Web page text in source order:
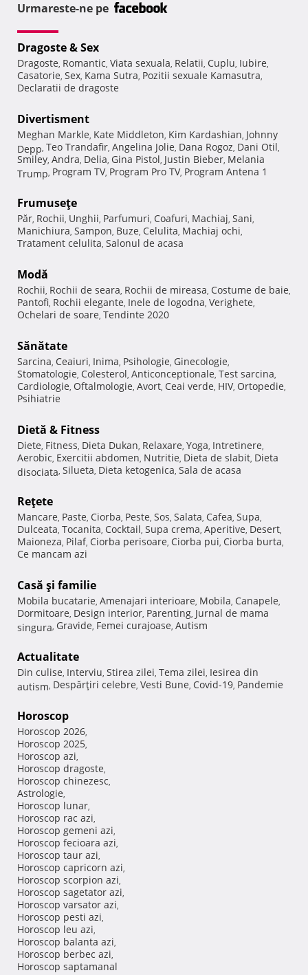
Urmareste-ne pe
Dragoste & Sex
Dragoste, Romantic, Viata sexuala, Relatii, Cuplu, Iubire,
Casatorie, Sex, Kama Sutra, Pozitii sexuale Kamasutra,
Declaratii de dragoste
Divertisment
Meghan Markle, Kate Middleton, Kim Kardashian, Johnny
Depp, Teo Trandafir, Angelina Jolie, Dana Rogoz, Dani Otil,
Smiley, Andra, Delia, Gina Pistol, Justin Bieber, Melania
Trump, Program TV, Program Pro TV, Program Antena 1
Frumuseţe
Păr, Rochii, Unghii, Parfumuri, Coafuri, Machiaj, Sani,
Manichiura, Sampon, Buze, Celulita, Machiaj ochi,
Tratament celulita, Salonul de acasa
Modă
Rochii, Rochii de seara, Rochii de mireasa, Costume de baie,
Pantofi, Rochii elegante, Inele de logodna, Verighete,
Ochelari de soare, Tendinte 2020
Sănătate
Sarcina, Ceaiuri, Inima, Psihologie, Ginecologie,
Stomatologie, Colesterol, Anticonceptionale, Test sarcina,
Cardiologie, Oftalmologie, Avort, Ceai verde, HIV, Ortopedie,
Psihiatrie
Dietă & Fitness
Diete, Fitness, Dieta Dukan, Relaxare, Yoga, Intretinere,
Aerobic, Exercitii abdomen, Nutritie, Dieta de slabit, Dieta
disociata, Silueta, Dieta ketogenica, Sala de acasa
Reţete
Mancare, Paste, Ciorba, Peste, Sos, Salata, Cafea, Supa,
Dulceata, Tocanita, Cocktail, Supa crema, Aperitive, Desert,
Maioneza, Pilaf, Ciorba perisoare, Ciorba pui, Ciorba burta,
Ce mancam azi
Casă şi familie
Mobila bucatarie, Amenajari interioare, Mobila, Canapele,
Dormitoare, Design interior, Parenting, Jurnal de mama
singura, Gravide, Femei curajoase, Autism
Actualitate
Din culise, Interviu, Stirea zilei, Tema zilei, Iesirea din
autism, Despărţiri celebre, Vesti Bune, Covid-19, Pandemie
Horoscop
Horoscop 2026,
Horoscop 2025,
Horoscop azi,
Horoscop dragoste,
Horoscop chinezesc,
Astrologie,
Horoscop lunar,
Horoscop rac azi,
Horoscop gemeni azi,
Horoscop fecioara azi,
Horoscop taur azi,
Horoscop capricorn azi,
Horoscop scorpion azi,
Horoscop sagetator azi,
Horoscop varsator azi,
Horoscop pesti azi,
Horoscop leu azi,
Horoscop balanta azi,
Horoscop berbec azi,
Horoscop saptamanal